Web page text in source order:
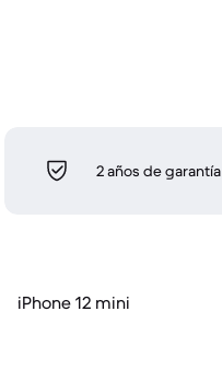
2 años de garantía
iPhone 12 mini